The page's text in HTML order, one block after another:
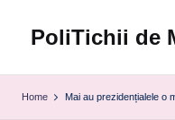
PoliTichii de
Home Mai au prezidențialele o